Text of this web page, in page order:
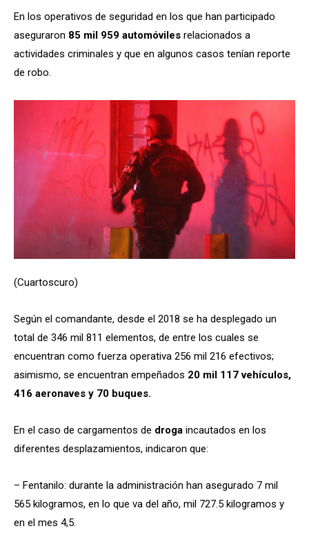
En los operativos de seguridad en los que han participado
aseguraron 85 mil 959 automóviles relacionados a
actividades criminales y que en algunos casos tenían reporte
de robo.
(Cuartoscuro)
Según el comandante, desde el 2018 se ha desplegado un
total de 346 mil 811 elementos, de entre los cuales se
encuentran como fuerza operativa 256 mil 216 efectivos;
asimismo, se encuentran empeñados 20 mil 117 vehículos,
416 aeronaves y 70 buques.
En el caso de cargamentos de droga incautados en los
diferentes desplazamientos, indicaron que:
– Fentanilo: durante la administración han asegurado 7 mil
565 kilogramos, en lo que va del año, mil 727.5 kilogramos y
en el mes 4,5.